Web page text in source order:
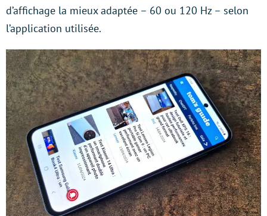
d’affichage la mieux adaptée – 60 ou 120 Hz – selon
l’application utilisée.